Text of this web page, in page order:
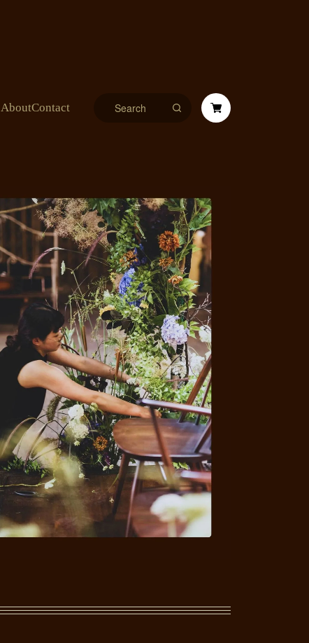
AboutContact